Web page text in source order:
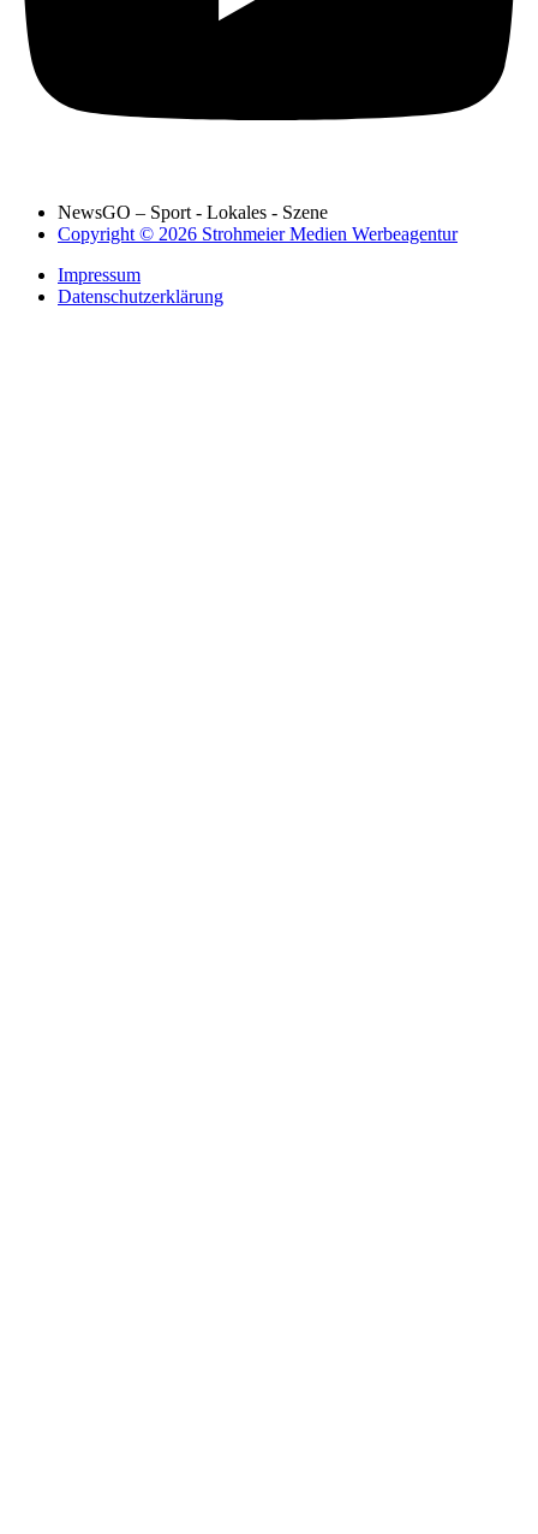
NewsGO – Sport - Lokales - Szene
Copyright © 2026 Strohmeier Medien Werbeagentur
Impressum
Datenschutzerklärung